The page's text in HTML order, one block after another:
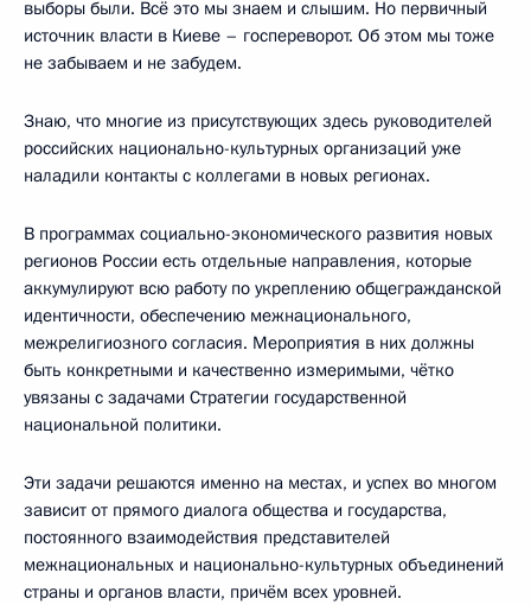
выборы были. Всё это мы знаем и слышим. Но первичный
источник власти в Киеве – госпереворот. Об этом мы тоже
не забываем и не забудем.
Знаю, что многие из присутствующих здесь руководителей
российских национально-культурных организаций уже
наладили контакты с коллегами в новых регионах.
В программах социально-экономического развития новых
регионов России есть отдельные направления, которые
аккумулируют всю работу по укреплению общегражданской
идентичности, обеспечению межнационального,
межрелигиозного согласия. Мероприятия в них должны
быть конкретными и качественно измеримыми, чётко
увязаны с задачами Стратегии государственной
национальной политики.
Эти задачи решаются именно на местах, и успех во многом
зависит от прямого диалога общества и государства,
постоянного взаимодействия представителей
межнациональных и национально-культурных объединений
страны и органов власти, причём всех уровней.